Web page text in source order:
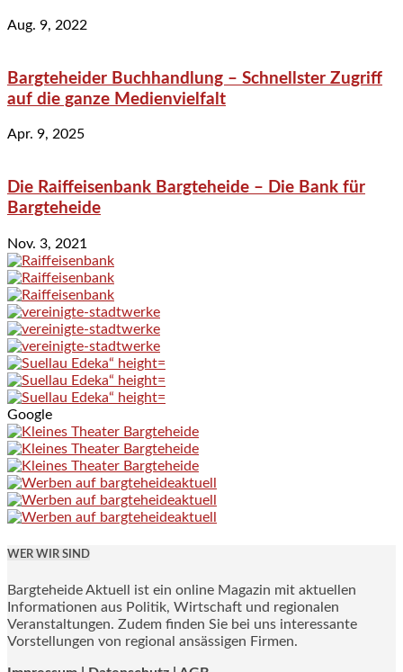
Aug. 9, 2022
Bargteheider Buchhandlung – Schnellster Zugriff
auf die ganze Medienvielfalt
Apr. 9, 2025
Die Raiffeisenbank Bargteheide – Die Bank für
Bargteheide
Nov. 3, 2021
Google
WER WIR SIND
Bargteheide Aktuell ist ein online Magazin mit aktuellen
Informationen aus Politik, Wirtschaft und regionalen
Veranstaltungen. Zudem finden Sie bei uns interessante
Vorstellungen von regional ansässigen Firmen.